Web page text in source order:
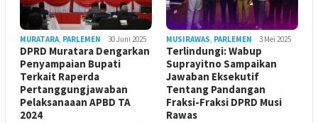
MURATARA, PARLEMEN 30 Juni 2025
DPRD Muratara Dengarkan
Penyampaian Bupati
Terkait Raperda
Pertanggungjawaban
Pelaksanaaan APBD TA
2024
MUSIRAWAS, PARLEMEN 3 Mei 2025
Terlindungi: Wabup
Suprayitno Sampaikan
Jawaban Eksekutif
Tentang Pandangan
Fraksi-Fraksi DPRD Musi
Rawas